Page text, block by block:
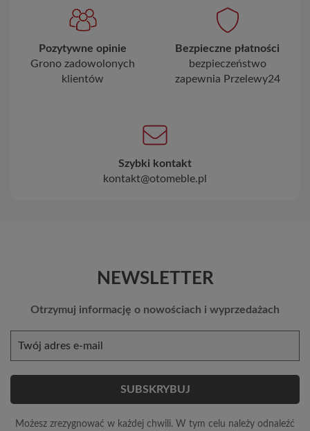
Pozytywne opinie
Grono zadowolonych
klientów
Bezpieczne płatności
bezpieczeństwo
zapewnia Przelewy24
Szybki kontakt
kontakt@otomeble.pl
NEWSLETTER
Otrzymuj informację o nowościach i wyprzedażach
Możesz zrezygnować w każdej chwili. W tym celu należy odnaleźć